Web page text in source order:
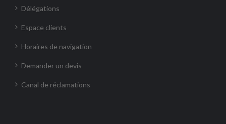
Délégations
Espace clients
Horaires de navigation
Demander un devis
Canal de réclamations